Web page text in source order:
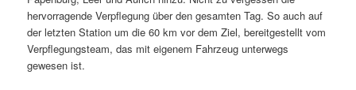
hervorragende Verpflegung über den gesamten Tag. So auch auf
der letzten Station um die 60 km vor dem Ziel, bereitgestellt vom
Verpflegungsteam, das mit eigenem Fahrzeug unterwegs
gewesen ist.